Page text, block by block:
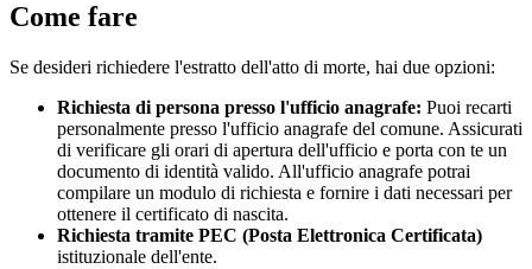
Come fare
Se desideri richiedere l'estratto dell'atto di morte, hai due opzioni:
Richiesta di persona presso l'ufficio anagrafe: Puoi recarti
personalmente presso l'ufficio anagrafe del comune. Assicurati
di verificare gli orari di apertura dell'ufficio e porta con te un
documento di identità valido. All'ufficio anagrafe potrai
compilare un modulo di richiesta e fornire i dati necessari per
ottenere il certificato di nascita.
Richiesta tramite PEC (Posta Elettronica Certificata)
istituzionale dell'ente.